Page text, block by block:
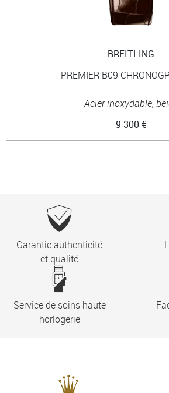
BREITLING
PREMIER B09
Acier inoxydable,
9 300 €
Garantie authenticité
et qualité
Service de soins haute
horlogerie